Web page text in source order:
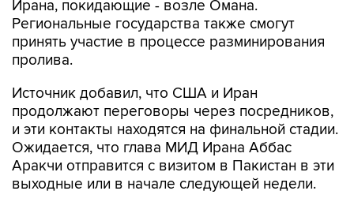
Ирана, покидающие - возле Омана.
Региональные государства также смогут
принять участие в процессе разминирования
пролива.
Источник добавил, что США и Иран
продолжают переговоры через посредников,
и эти контакты находятся на финальной стадии.
Ожидается, что глава МИД Ирана Аббас
Аракчи отправится с визитом в Пакистан в эти
выходные или в начале следующей недели.